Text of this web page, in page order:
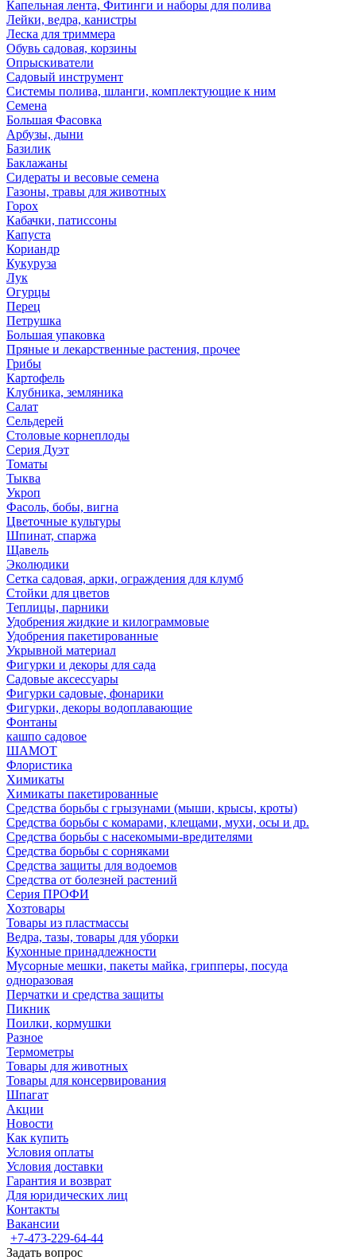
Капельная лента, Фитинги и наборы для полива
Лейки, ведра, канистры
Леска для триммера
Обувь садовая, корзины
Опрыскиватели
Садовый инструмент
Системы полива, шланги, комплектующие к ним
Семена
Большая Фасовка
Арбузы, дыни
Базилик
Баклажаны
Сидераты и весовые семена
Газоны, травы для животных
Горох
Кабачки, патиссоны
Капуста
Кориандр
Кукуруза
Лук
Огурцы
Перец
Петрушка
Большая упаковка
Пряные и лекарственные растения, прочее
Грибы
Картофель
Клубника, земляника
Салат
Сельдерей
Столовые корнеплоды
Серия Дуэт
Томаты
Тыква
Укроп
Фасоль, бобы, вигна
Цветочные культуры
Шпинат, спаржа
Щавель
Эколюдики
Сетка садовая, арки, ограждения для клумб
Стойки для цветов
Теплицы, парники
Удобрения жидкие и килограммовые
Удобрения пакетированные
Укрывной материал
Фигурки и декоры для сада
Садовые аксессуары
Фигурки садовые, фонарики
Фигурки, декоры водоплавающие
Фонтаны
кашпо садовое
ШАМОТ
Флористика
Химикаты
Химикаты пакетированные
Средства борьбы с грызунами (мыши, крысы, кроты)
Средства борьбы с комарами, клещами, мухи, осы и др.
Средства борьбы с насекомыми-вредителями
Средства борьбы с сорняками
Средства защиты для водоемов
Средства от болезней растений
Серия ПРОФИ
Хозтовары
Товары из пластмассы
Ведра, тазы, товары для уборки
Кухонные принадлежности
Мусорные мешки, пакеты майка, грипперы, посуда
одноразовая
Перчатки и средства защиты
Пикник
Поилки, кормушки
Разное
Термометры
Товары для животных
Товары для консервирования
Шпагат
Акции
Новости
Как купить
Условия оплаты
Условия доставки
Гарантия и возврат
Для юридических лиц
Контакты
Вакансии
+7-473-229-64-44
Задать вопрос